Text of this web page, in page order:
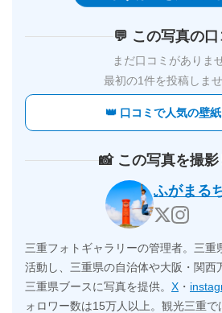
💬 この写真の口
まだ口コミがありま
最初の1件を投稿しま
👑 口コミで人気の壁
📸 この写真を撮影
ふがまる
三重フォトギャラリーの管理者。三重
活動し、三重県の自治体や大阪・関西
三重県ブースに写真を提供。 X ・
ォロワー数は15万人以上。観光三重で